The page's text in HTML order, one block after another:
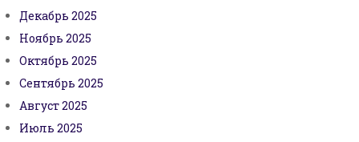
Декабрь 2025
Ноябрь 2025
Октябрь 2025
Сентябрь 2025
Август 2025
Июль 2025